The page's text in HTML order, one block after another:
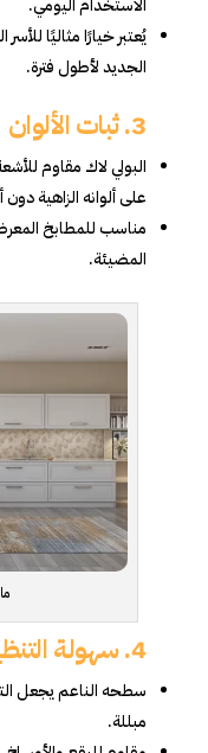
الاستخدام اليومي.
يُعتبر خيارًا مثاليًا
الجديد لأطول فترة.
3. ثبات الألوان
البولي لاك مقاوم
على ألوانه الزاهية
مناسب للمطابخ
المضيئة.
4. سهولة
سطحه الناعم يجعل
مبللة.